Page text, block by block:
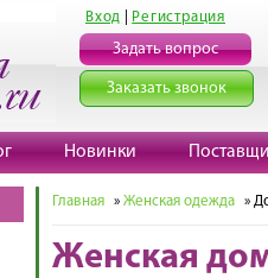
Вход Регистрация
Задать вопрос
Заказать звонок
Новинки
Главная » Женская одежда »
Женская